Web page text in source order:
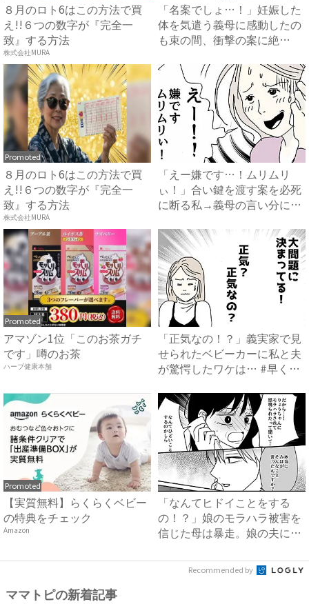
８月のロト6はこの方法で買
え!!６つの数字が『完全一
致』する方法
株式会社MURA
「名案でしょ…！」妊娠した
体を気遣う義母に感動したの
も束の間、衝撃の案に絶
Promoted
８月のロト6はこの方法で買
え!!６つの数字が『完全一
致』する方法
株式会社MURA
「えー嫌です…！ムリムリ
ぃ！」合い鍵を渡す案を必死
に断る私→義母の言い分にあ
Promoted
アマゾン1位「このお茶ガチ
です」噂のお茶
ハーブ健康本舗
「正気なの！？」義実家で見
せられたベビーカーに私と夫
が驚愕したワケは… #早く
Promoted
【実質無料】らくらくベビー
の特典をチェック
Amazon
「なんてヒドイことをする
の！？」娘のモラハラ被害を
信じた母は暴走。娘の夫に電
Recommended by
ママトピの新着記事